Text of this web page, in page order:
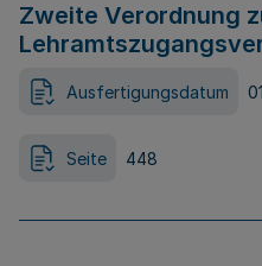
Zweite Verordnung
Ausfertigungsdatum
Seite 448